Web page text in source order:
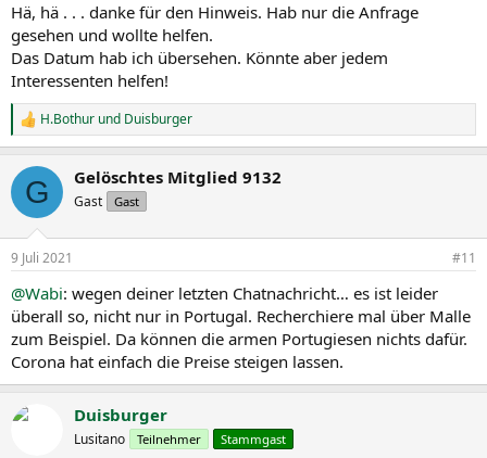
Hä, hä . . . danke für den Hinweis. Hab nur die Anfrage
gesehen und wollte helfen.
Das Datum hab ich übersehen. Könnte aber jedem
Interessenten helfen!
R
e
k
i
e
:
H.Bothur und Duisburger
G Gelöschtes Mitglied 9132
Gast Gast
9 Juli 2021 #11
@Wabi: wegen deiner letzten Chatnachricht… es ist leider
überall so, nicht nur in Portugal. Recherchiere mal über Malle
zum Beispiel. Da können die armen Portugiesen nichts dafür.
Corona hat einfach die Preise steigen lassen.
Duisburger
Lusitano Teilnehmer Stammgast